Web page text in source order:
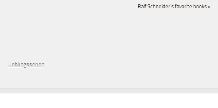
Ralf Schneider's favorite books »
Lieblingsserien